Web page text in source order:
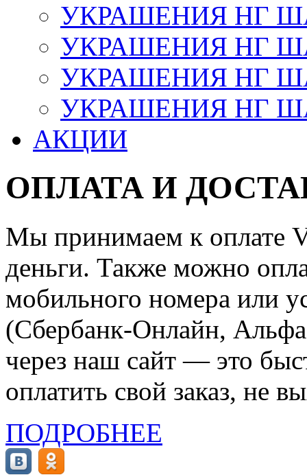
УКРАШЕНИЯ НГ
УКРАШЕНИЯ НГ
УКРАШЕНИЯ НГ
УКРАШЕНИЯ НГ
АКЦИИ
ОПЛАТА И
Мы принимаем к оплате
деньги. Также можно
мобильного номера или
(Сбербанк-Онлайн,
через наш сайт — это
оплатить свой заказ, не
ПОДРОБНЕЕ